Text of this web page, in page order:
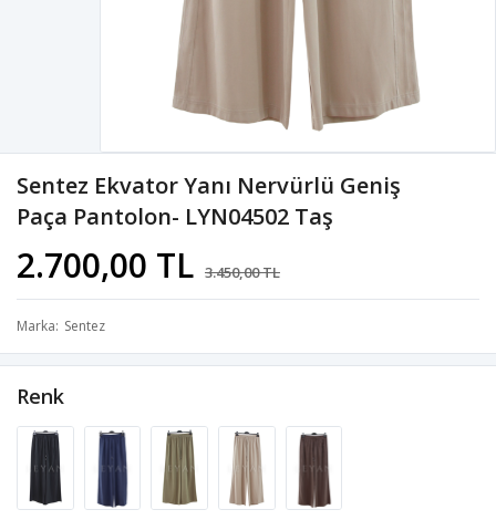
Sentez Ekvator Yanı Nervürlü Geniş
Paça Pantolon- LYN04502 Taş
2.700,00 TL 3.450,00 TL
Marka Sentez
Renk